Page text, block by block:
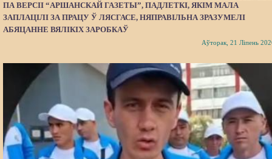
ПА ВЕРСІІ “АРШАНСКАЙ ГАЗЕТЫ”, ПАДЛЕТКІ, ЯКІМ МАЛА
ЗАПЛАЦІЛІ ЗА ПРАЦУ Ў ЛЯСГАСЕ, НЯПРАВІЛЬНА ЗРАЗУМЕЛІ
АБЯЦАННЕ ВЯЛІКІХ ЗАРОБКАЎ
Аўторак, 21 Ліпень